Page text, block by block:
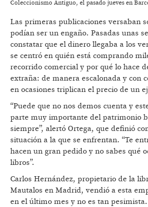
Coleccionismo Antiguo, el pasado jueves en
Las primeras publicaciones versaban
podían ser un engaño. Pasadas unas
constatar que el dinero llegaba a los
se centró en quién está comprando
recorrido comercial y por qué lo hace
extraña: de manera escalonada y con
en ocasiones triplican el precio de un
“Puede que no nos demos cuenta y
parte muy importante del patrimonio
siempre”, alertó Ortega, que definió
situación a la que se enfrentan. “Te
hacen un gran pedido y no sabes qué
libros”.
Carlos Hernández, propietario de la
Mautalos en Madrid, vendió a esta
en el último mes y no es tan